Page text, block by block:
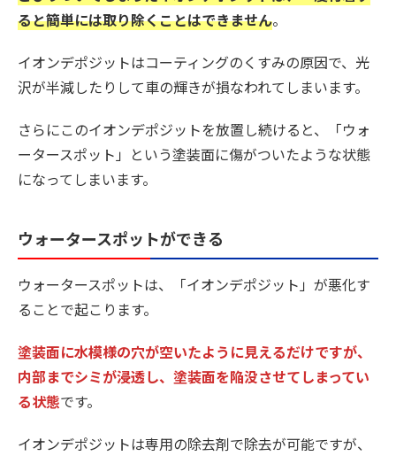
ると簡単には取り除くことはできません。
イオンデポジットはコーティングのくすみの原因で、光
沢が半減したりして車の輝きが損なわれてしまいます。
さらにこのイオンデポジットを放置し続けると、「ウォ
ータースポット」という塗装面に傷がついたような状態
になってしまいます。
ウォータースポットができる
ウォータースポットは、「イオンデポジット」が悪化す
ることで起こります。
塗装面に水模様の穴が空いたように見えるだけですが、
内部までシミが浸透し、塗装面を陥没させてしまってい
る状態です。
イオンデポジットは専用の除去剤で除去が可能ですが、